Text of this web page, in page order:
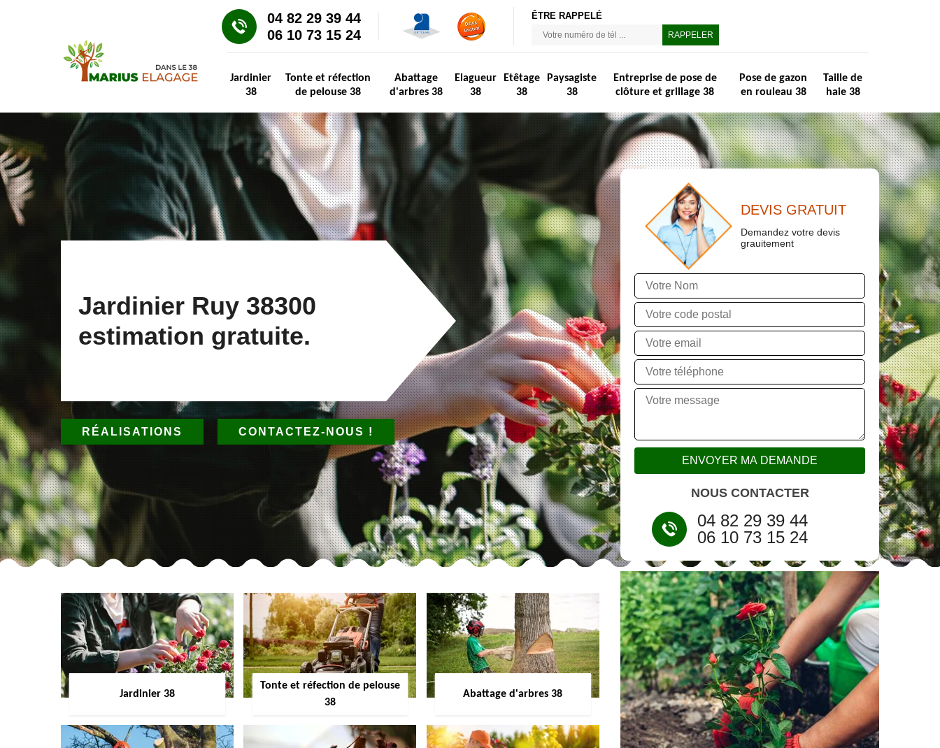
04 82 29 39 44
06 10 73 15 24
ÊTRE RAPPELÉ
Jardinier
38
Tonte et réfection
de pelouse 38
Abattage
d'arbres 38
Elagueur
38
Etêtage
38
Paysagiste
38
Entreprise de pose de
clôture et grillage 38
Pose de gazon
en rouleau 38
Taille de
haie 38
Jardinier Ruy 38300
estimation gratuite.
RÉALISATIONS CONTACTEZ-NOUS !
Jardinier 38
Tonte et réfection de pelouse
38
Abattage d'arbres 38
DEVIS GRATUIT
Demandez votre devis
grauitement
NOUS CONTACTER
04 82 29 39 44
06 10 73 15 24